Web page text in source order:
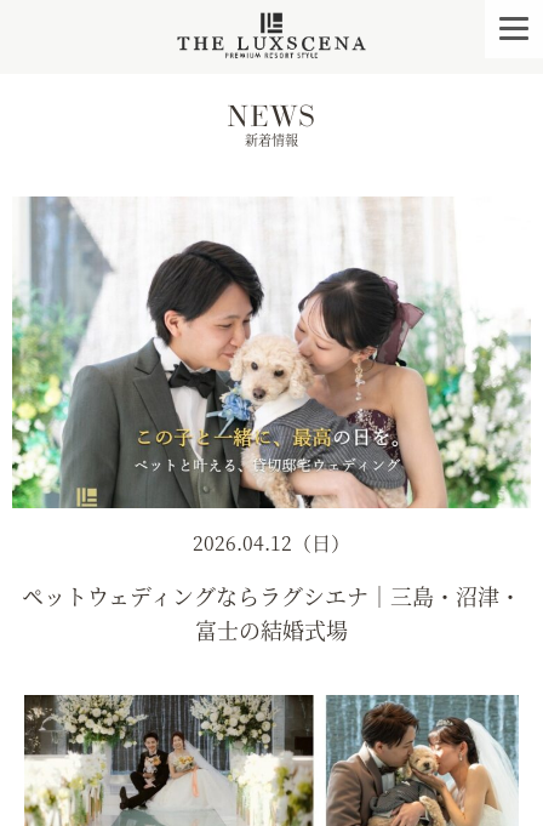
クレアージュ リゾ
NEWS
新着情報
2026.04.12（日）
ペットウェディングならラグシエナ｜三島・沼津・
富士の結婚式場